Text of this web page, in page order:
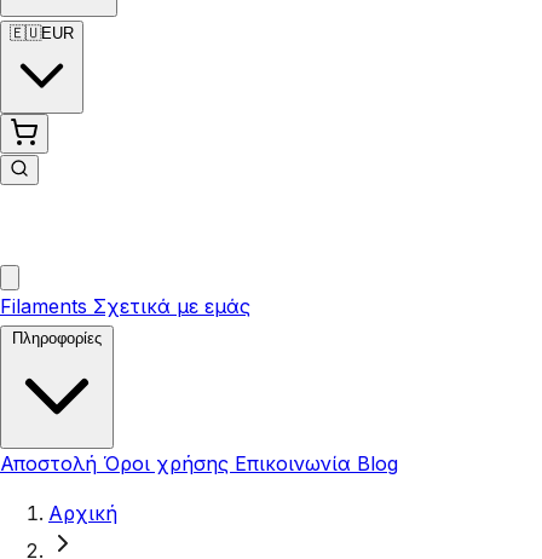
🇪🇺EUR
Filaments Σχετικά με εμάς
Αποστολή Όροι χρήσης Επικοινωνία Blog
Αρχική